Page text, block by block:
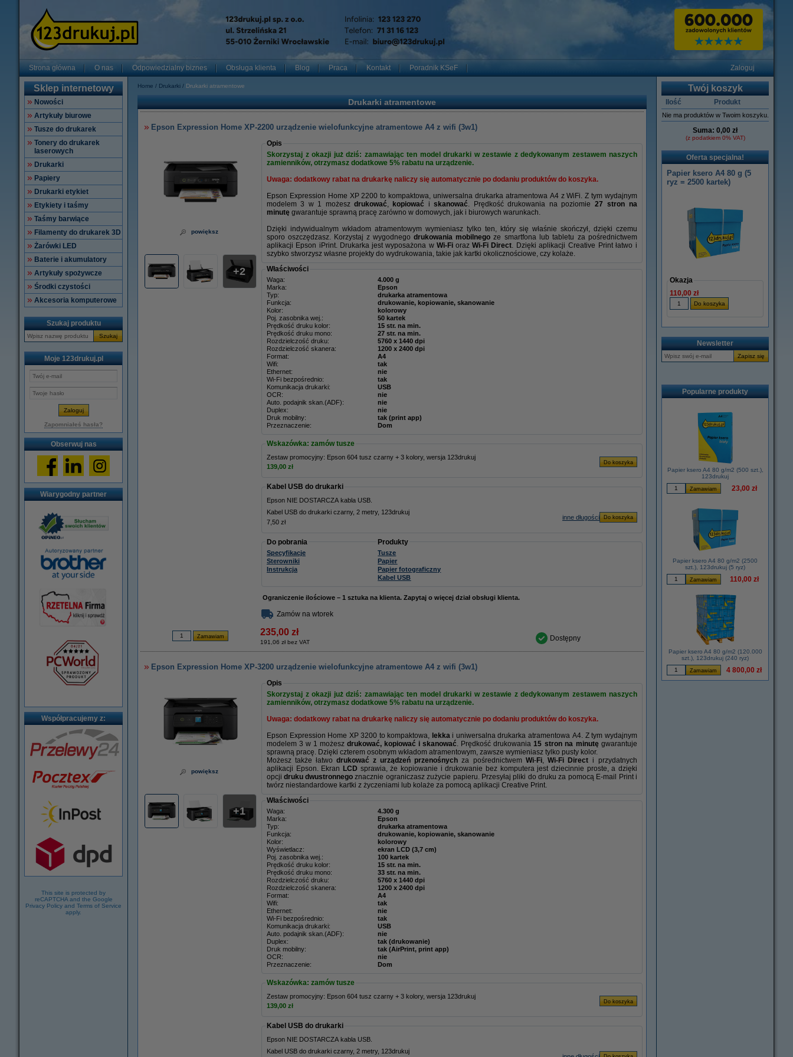
Strona główna O nas Odpowiedzialny biznes Obsługa klienta Blog Praca Kontakt Poradnik KSeF Zaloguj
Sklep internetowy
Nowości
Artykuły biurowe
Tusze do drukarek
Tonery do drukarek
laserowych
Drukarki
Papiery
Drukarki etykiet
Etykiety i taśmy
Taśmy barwiące
Filamenty do drukarek 3D
Żarówki LED
Baterie i akumulatory
Artykuły spożywcze
Środki czystości
Akcesoria komputerowe
Szukaj produktu
Szukaj
Moje 123drukuj.pl
Zapomniałeś hasła?
Obserwuj nas
Wiarygodny partner
Współpracujemy z:
This site is protected by
reCAPTCHA and the Google
Privacy Policy and Terms of Service
apply.
Home Drukarki Drukarki atramentowe
Drukarki atramentowe
Epson Expression Home XP-2200 urządzenie wielofunkcyjne atramentowe A4 z wifi (3w1)
powiększ
2
Opis
Skorzystaj z okazji już dziś: zamawiając ten model drukarki w zestawie z dedykowanym zestawem naszych
zamienników, otrzymasz dodatkowe 5% rabatu na urządzenie.
Uwaga: dodatkowy rabat na drukarkę naliczy się automatycznie po dodaniu produktów do koszyka.
Epson Expression Home XP 2200 to kompaktowa, uniwersalna drukarka atramentowa A4 z WiFi. Z tym wydajnym
modelem 3 w 1 możesz drukować, kopiować i skanować. Prędkość drukowania na poziomie 27 stron na
minutę gwarantuje sprawną pracę zarówno w domowych, jak i biurowych warunkach.
Dzięki indywidualnym wkładom atramentowym wymieniasz tylko ten, który się właśnie skończył, dzięki czemu
sporo oszczędzasz. Korzystaj z wygodnego drukowania mobilnego ze smartfona lub tabletu za pośrednictwem
aplikacji Epson iPrint. Drukarka jest wyposażona w Wi-Fi oraz Wi-Fi Direct. Dzięki aplikacji Creative Print łatwo i
szybko stworzysz własne projekty do wydrukowania, takie jak kartki okolicznościowe, czy kolaże.
Właściwości
Waga:
4.000 g
Marka:
Epson
Typ:
drukarka atramentowa
Funkcja:
drukowanie, kopiowanie, skanowanie
Kolor:
kolorowy
Poj. zasobnika wej.:
50 kartek
Prędkość druku kolor:
15 str. na min.
Prędkość druku mono:
27 str. na min.
Rozdzielczość druku:
5760 x 1440 dpi
Rozdzielczość skanera:
1200 x 2400 dpi
Format:
A4
Wifi:
tak
Ethernet:
nie
Wi-Fi bezpośrednio:
tak
Komunikacja drukarki:
USB
OCR:
nie
Auto. podajnik skan.(ADF):
nie
Duplex:
nie
Druk mobilny:
tak (print app)
Przeznaczenie:
Dom
Wskazówka: zamów tusze
Zestaw promocyjny: Epson 604 tusz czarny + 3 kolory, wersja 123drukuj
139,00 zł
Kabel USB do drukarki
Epson NIE DOSTARCZA kabla USB.
Kabel USB do drukarki czarny, 2 metry, 123drukuj
7,50 zł
inne długości
Do pobrania
Specyfikacje
Sterowniki
Instrukcja
Produkty
Tusze
Papier
Papier fotograficzny
Kabel USB
Ograniczenie ilościowe – 1 sztuka na klienta. Zapytaj o więcej dział obsługi klienta.
Zamów na wtorek
235,00 zł
191,06 zł bez VAT Dostępny
Epson Expression Home XP-3200 urządzenie wielofunkcyjne atramentowe A4 z wifi (3w1)
powiększ
1
Opis
Skorzystaj z okazji już dziś: zamawiając ten model drukarki w zestawie z dedykowanym zestawem naszych
zamienników, otrzymasz dodatkowe 5% rabatu na urządzenie.
Uwaga: dodatkowy rabat na drukarkę naliczy się automatycznie po dodaniu produktów do koszyka.
Epson Expression Home XP 3200 to kompaktowa, lekka i uniwersalna drukarka atramentowa A4. Z tym wydajnym
modelem 3 w 1 możesz drukować, kopiować i skanować. Prędkość drukowania 15 stron na minutę gwarantuje
sprawną pracę. Dzięki czterem osobnym wkładom atramentowym, zawsze wymieniasz tylko pusty kolor.
Możesz także łatwo drukować z urządzeń przenośnych za pośrednictwem Wi-Fi, Wi-Fi Direct i przydatnych
aplikacji Epson. Ekran LCD sprawia, że kopiowanie i drukowanie bez komputera jest dziecinnie proste, a dzięki
opcji druku dwustronnego znacznie ograniczasz zużycie papieru. Przesyłaj pliki do druku za pomocą E-mail Print i
twórz niestandardowe kartki z życzeniami lub kolaże za pomocą aplikacji Creative Print.
Właściwości
Waga:
4.300 g
Marka:
Epson
Typ:
drukarka atramentowa
Funkcja:
drukowanie, kopiowanie, skanowanie
Kolor:
kolorowy
Wyświetlacz:
ekran LCD (3,7 cm)
Poj. zasobnika wej.:
100 kartek
Prędkość druku kolor:
15 str. na min.
Prędkość druku mono:
33 str. na min.
Rozdzielczość druku:
5760 x 1440 dpi
Rozdzielczość skanera:
1200 x 2400 dpi
Format:
A4
Wifi:
tak
Ethernet:
nie
Wi-Fi bezpośrednio:
tak
Komunikacja drukarki:
USB
Auto. podajnik skan.(ADF):
nie
Duplex:
tak (drukowanie)
Druk mobilny:
tak (AirPrint, print app)
OCR:
nie
Przeznaczenie:
Dom
Wskazówka: zamów tusze
Zestaw promocyjny: Epson 604 tusz czarny + 3 kolory, wersja 123drukuj
139,00 zł
Kabel USB do drukarki
Epson NIE DOSTARCZA kabla USB.
Kabel USB do drukarki czarny, 2 metry, 123drukuj
Twój koszyk
Ilość Produkt
Nie ma produktów w Twoim koszyku.
Suma: 0,00 zł
(z podatkiem 0% VAT)
Oferta specjalna!
Papier ksero A4 80 g (5
ryz = 2500 kartek)
Okazja
110,00 zł
Newsletter
Popularne produkty
Papier ksero A4 80 g/m2 (500 szt.),
123drukuj
23,00 zł
Papier ksero A4 80 g/m2 (2500
szt.), 123drukuj (5 ryz)
110,00 zł
Papier ksero A4 80 g/m2 (120.000
szt.), 123drukuj (240 ryz)
4 800,00 zł